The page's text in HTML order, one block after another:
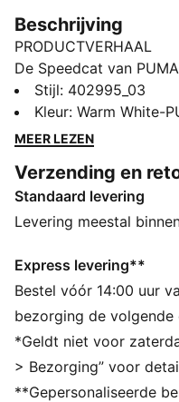
Beschrijving
PRODUCTVERHAAL
De Speedcat van
racecultuur en
wereld leerde hem
raceschoen die
streetwear-must-have
modehoofdsteden
verandert voortdurend,
DETAILS
Breedte: Normaal
Type neus: Rond
Sluiting: Veters
Mesh bovenwerk met
Type hak: Plat
Stijl: 402995_03
Kleur: Warm White-
MEER LEZEN
Verzending en
Standaard levering
Levering meestal
Express levering**
Bestel vóór 14:00 uur
bezorging de volgende
*Geldt niet voor
> Bezorging” voor
**Gepersonaliseerde